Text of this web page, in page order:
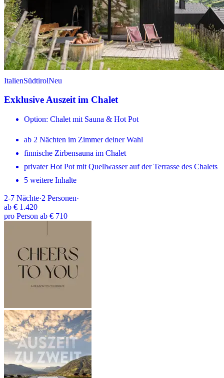
ItalienSüdtirolNeu
Exklusive Auszeit im Chalet
Option: Chalet mit Sauna & Hot Pot
ab 2 Nächten im Zimmer deiner Wahl
finnische Zirbensauna im Chalet
privater Hot Pot mit Quellwasser auf der Terrasse des Chalets
5 weitere Inhalte
2-7 Nächte·2 Personen·
ab € 1.420
pro Person ab € 710